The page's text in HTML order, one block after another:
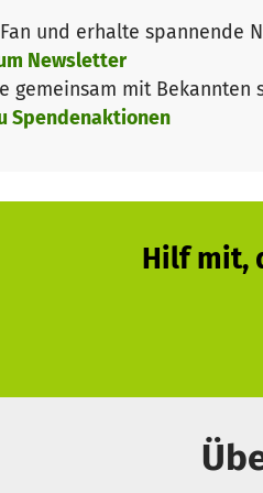
um eine exponentielle
zu medizinischer
Es braucht humanitäre &
& Durchsetzung von
sollen Initiativen
zu unterstützen.
die Förderkriterien
Überschüssige Mittel aus
https://stiftung-
und erhalte spannende
Newsletter
gemeinsam mit
Spendenaktionen
Hilf mit,